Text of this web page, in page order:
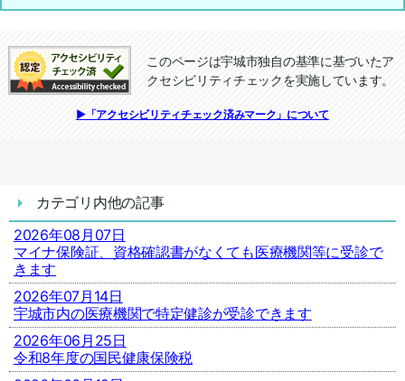
追加情報：アクセシビリティチェック
このページは宇城市独自の基準に基づいたア
クセシビリティチェックを実施しています。
▶「アクセシビリティチェック済みマーク」について
カテゴリ内他の記事
2026年08月07日
マイナ保険証、資格確認書がなくても医療機関等に受診で
きます
2026年07月14日
宇城市内の医療機関で特定健診が受診できます
2026年06月25日
令和8年度の国民健康保険税